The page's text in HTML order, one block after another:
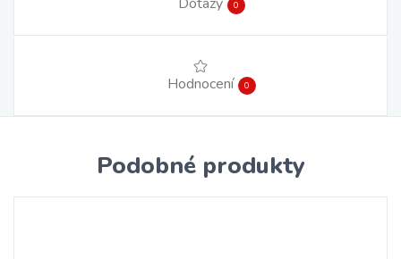
0
Hodnocení 0
Podobné produkty